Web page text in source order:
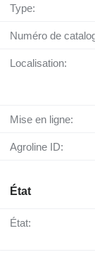
Type:
Numéro de
Localisation:
Mise en ligne:
Agroline ID:
État
État: